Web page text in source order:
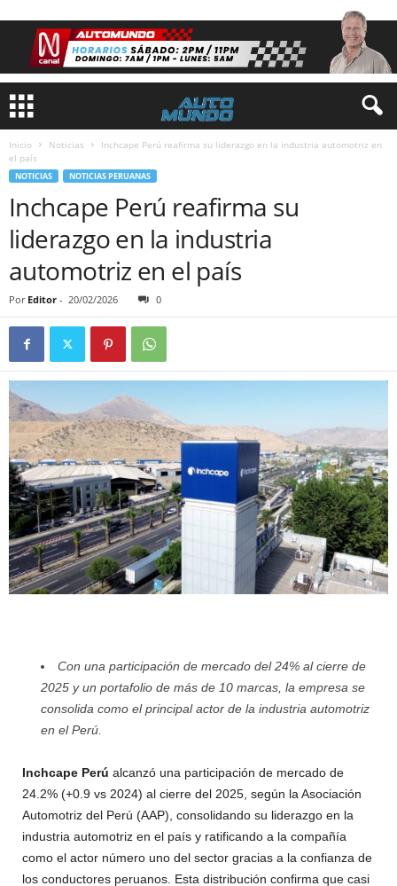
Inicio Noticias
Inchcape Perú reafirma su liderazgo en la industria automotriz en
el país
NOTICIAS NOTICIAS PERUANAS
Inchcape Perú reafirma su
liderazgo en la industria
automotriz en el país
Por Editor - 20/02/2026 0
Con una participación de mercado del 24% al cierre de
2025 y un portafolio de más de 10 marcas, la empresa se
consolida como el principal actor de la industria automotriz
en el Perú.
Inchcape Perú alcanzó una participación de mercado de
24.2% (+0.9 vs 2024) al cierre del 2025, según la Asociación
Automotriz del Perú (AAP), consolidando su liderazgo en la
industria automotriz en el país y ratificando a la compañía
como el actor número uno del sector gracias a la confianza de
los conductores peruanos. Esta distribución confirma que casi